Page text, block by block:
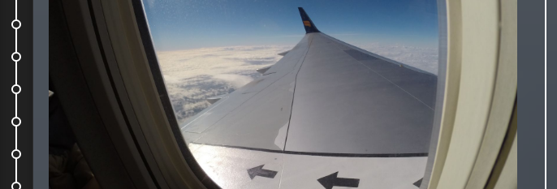
Départ vers le cercle d'or
Þingvellir (Thingvellir)
Geysir, le vrai, l'unique.